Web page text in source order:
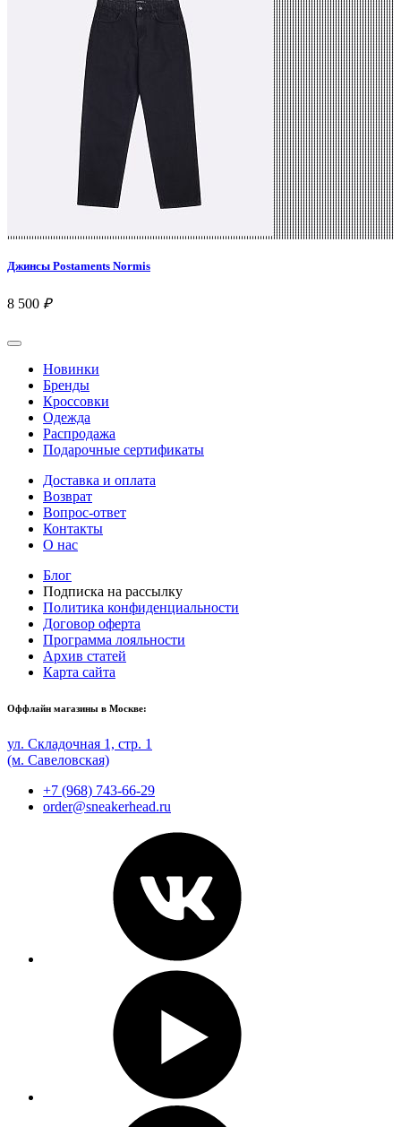
Джинсы Postaments Normis
8 500 ₽
Новинки
Бренды
Кроссовки
Одежда
Распродажа
Подарочные сертификаты
Доставка и оплата
Возврат
Вопрос-ответ
Контакты
О нас
Блог
Подписка на рассылку
Политика конфиденциальности
Договор оферта
Программа лояльности
Архив статей
Карта сайта
Оффлайн магазины в Москве:
ул. Складочная 1, стр. 1
(м. Савеловская)
+7 (968) 743-66-29
order@sneakerhead.ru